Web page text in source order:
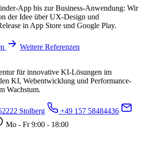
App bis zur Business-Anwendung: Wir
der Idee über UX-Design und
in App Store und Google Play.
Weitere Referenzen
für innovative KI-Lösungen im
KI, Webentwicklung und Performance-
Wachstum.
Stolberg
+49 157 58484436
Mo - Fr 9:00 - 18:00